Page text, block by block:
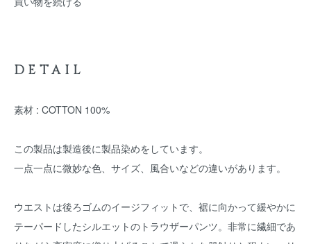
DETAIL
素材 : COTTON 100%
この製品は製造後に製品染めをしています。
一点一点に微妙な色、サイズ、風合いなどの違いがあります。
ウエストは後ろゴムのイージフィットで、裾に向かって緩やかに
テーパードしたシルエットのトラウザーパンツ。非常に繊細であ